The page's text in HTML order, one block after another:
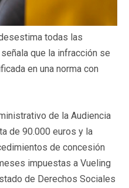
todas las
que la infracción se
en una norma con
de la Audiencia
de 90.000 euros y la
de concesión
impuestas a Vueling
de Derechos Sociales